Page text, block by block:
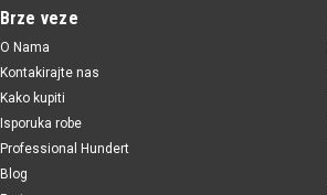
Brze veze
O Nama
Kontakirajte nas
Kako kupiti
Isporuka robe
Professional Hundert
Blog